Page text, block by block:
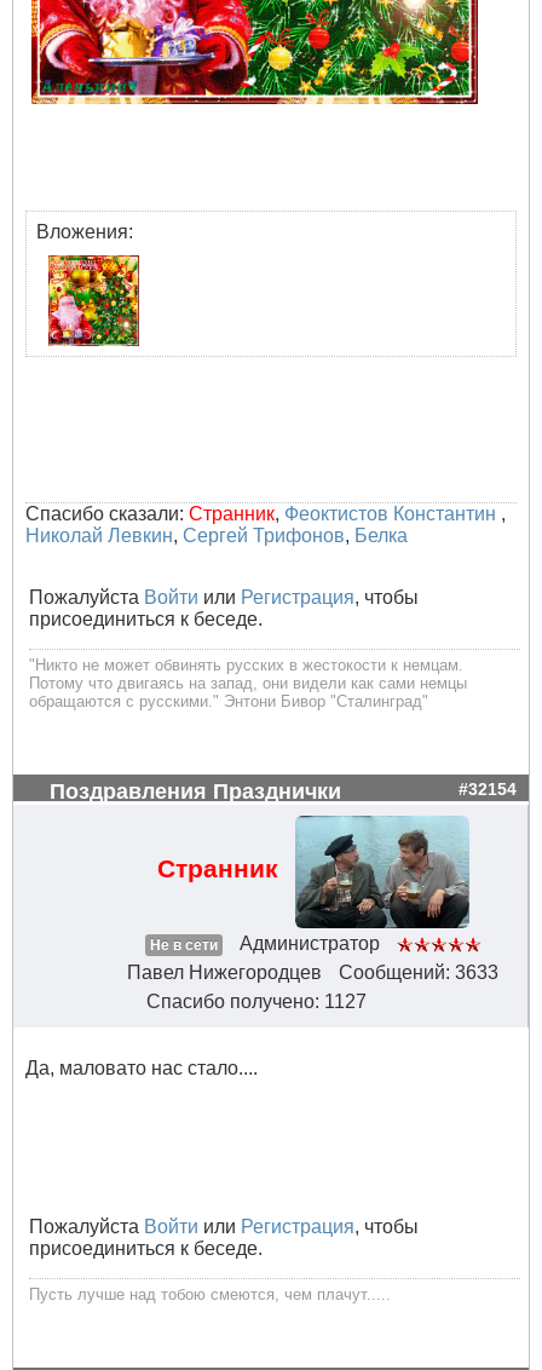
Вложения:
Спасибо сказали: Странник, Феоктистов Константин ,
Николай Левкин, Сергей Трифонов, Белка
Пожалуйста Войти или Регистрация, чтобы
присоединиться к беседе.
"Никто не может обвинять русских в жестокости к немцам.
Потому что двигаясь на запад, они видели как сами немцы
обращаются с русскими." Энтони Бивор "Сталинград"
Поздравления Празднички #32154
Странник
Не в сети
Администратор
Павел Нижегородцев
Сообщений: 3633
Спасибо получено: 1127
Да, маловато нас стало....
Пожалуйста Войти или Регистрация, чтобы
присоединиться к беседе.
Пусть лучше над тобою смеются, чем плачут.....